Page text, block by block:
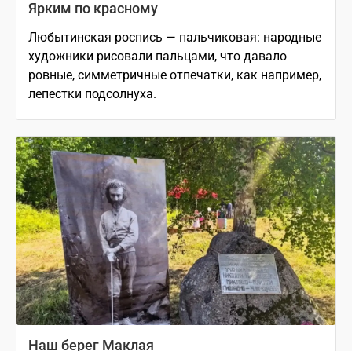
Ярким по красному
Любытинская роспись — пальчиковая: народные
художники рисовали пальцами, что давало
ровные, симметричные отпечатки, как например,
лепестки подсолнуха.
Наш берег Маклая